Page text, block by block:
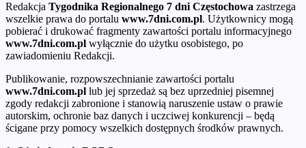
Redakcja Tygodnika Regionalnego 7 dni Częstochowa zastrzega
wszelkie prawa do portalu www.7dni.com.pl. Użytkownicy mogą
pobierać i drukować fragmenty zawartości portalu informacyjnego
www.7dni.com.pl wyłącznie do użytku osobistego, po
zawiadomieniu Redakcji.
Publikowanie, rozpowszechnianie zawartości portalu
www.7dni.com.pl lub jej sprzedaż są bez uprzedniej pisemnej
zgody redakcji zabronione i stanowią naruszenie ustaw o prawie
autorskim, ochronie baz danych i uczciwej konkurencji – będą
ścigane przy pomocy wszelkich dostępnych środków prawnych.